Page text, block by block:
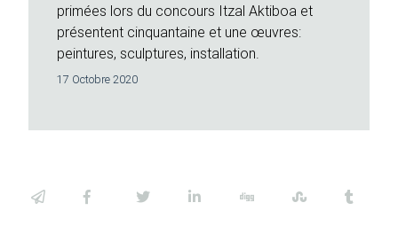
primées lors du concours Itzal Aktiboa et
présentent cinquantaine et une œuvres:
peintures, sculptures, installation.
17 Octobre 2020